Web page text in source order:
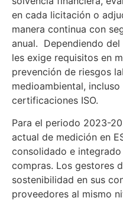
en cada licitación o
manera continua con
anual. Dependiendo
les exige requisitos en
prevención de riesgos
medioambiental,
certificaciones ISO.
Para el periodo 2023-
actual de medición en
consolidado e
compras. Los gestores
sostenibilidad en sus
proveedores al mismo